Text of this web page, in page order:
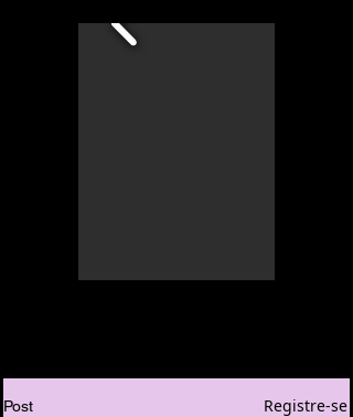
Post Registre-se